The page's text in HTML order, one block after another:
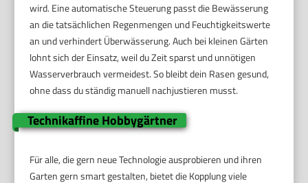
wird. Eine automatische Steuerung passt die Bewässerung
an die tatsächlichen Regenmengen und Feuchtigkeitswerte
an und verhindert Überwässerung. Auch bei kleinen Gärten
lohnt sich der Einsatz, weil du Zeit sparst und unnötigen
Wasserverbrauch vermeidest. So bleibt dein Rasen gesund,
ohne dass du ständig manuell nachjustieren musst.
Technikaffine Hobbygärtner
Für alle, die gern neue Technologie ausprobieren und ihren
Garten gern smart gestalten, bietet die Kopplung viele